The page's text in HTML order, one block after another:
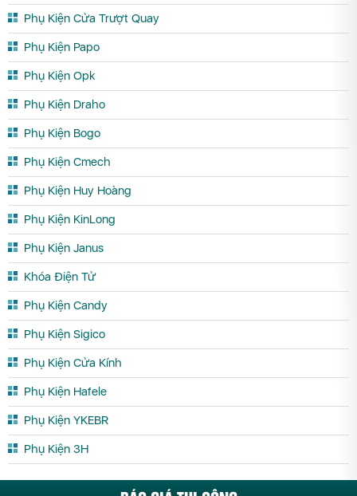
Phụ Kiện Cửa Trượt Quay
Phụ Kiện Papo
Phụ Kiện Opk
Phụ Kiện Draho
Phụ Kiện Bogo
Phụ Kiện Cmech
Phụ Kiện Huy Hoàng
Phụ Kiện KinLong
Phụ Kiện Janus
Khóa Điện Tử
Phụ Kiện Candy
Phụ Kiện Sigico
Phụ Kiện Cửa Kính
Phụ Kiện Hafele
Phụ Kiện YKEBR
Phụ Kiện 3H